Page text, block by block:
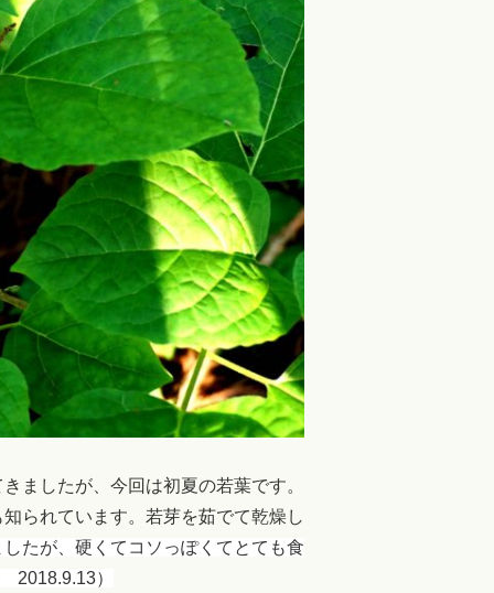
ましたが、今回は初夏の若葉です。
られています。若芽を茹でて乾燥し
たが、硬くてコソっぽくてとても食
）